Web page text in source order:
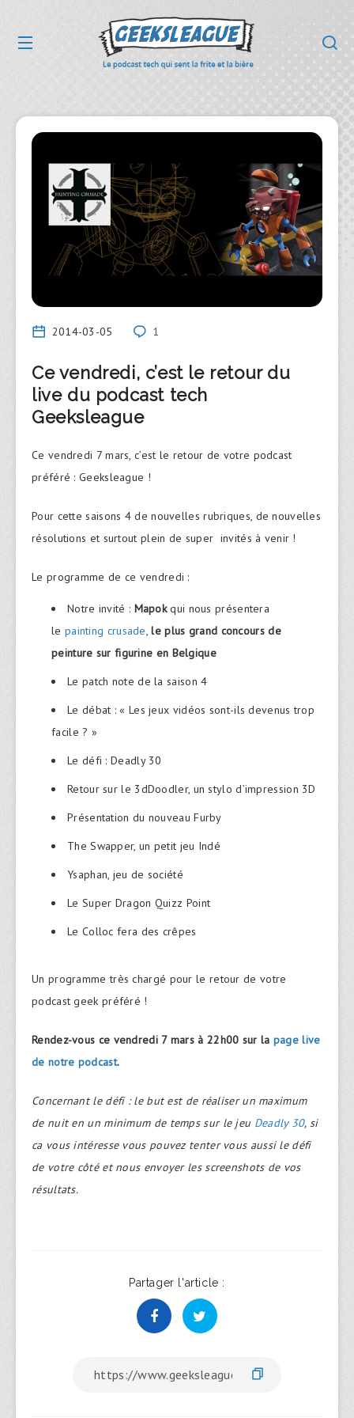
2014-03-05 1
Ce vendredi, c’est le retour du
live du podcast tech
Geeksleague
Ce vendredi 7 mars, c’est le retour de votre podcast
préféré : Geeksleague !
Pour cette saisons 4 de nouvelles rubriques, de nouvelles
résolutions et surtout plein de super invités à venir !
Le programme de ce vendredi :
Notre invité : Mapokqui nous présentera
le painting crusade,le plus grand concours de
peinture sur figurine en Belgique
Le patch note de la saison 4
Le débat : « Les jeux vidéos sont-ils devenus trop
facile ? »
Le défi : Deadly 30
Retour sur le 3dDoodler, un stylo d’impression 3D
Présentation du nouveau Furby
The Swapper, un petit jeu Indé
Ysaphan, jeu de société
Le Super Dragon Quizz Point
Le Colloc fera des crêpes
Un programme très chargé pour le retour de votre
podcast geek préféré !
Rendez-vous ce vendredi 7 mars à 22h00 sur la page live
de notre podcast.
Concernant le défi : le but est de réaliser un maximum
de nuit en un minimum de temps sur le jeu Deadly 30, si
ca vous intéresse vous pouvez tenter vous aussi le défi
de votre côté et nous envoyer les screenshots de vos
résultats.
Partager l'article :